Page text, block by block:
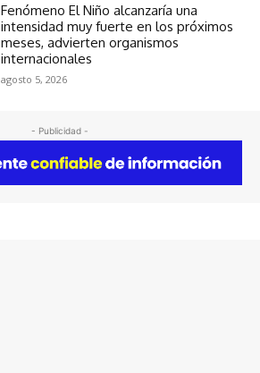
Fenómeno El Niño alcanzaría una
intensidad muy fuerte en los próximos
meses, advierten organismos
internacionales
agosto 5, 2026
- Publicidad -